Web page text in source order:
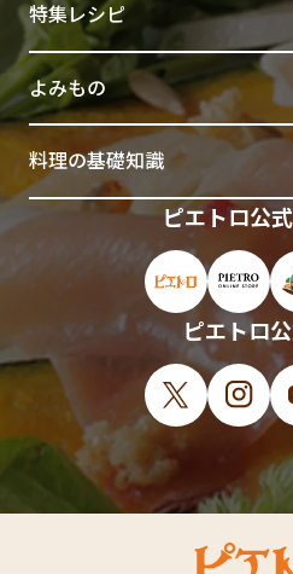
特集レシピ
よみもの
料理の基礎知識
ピエトロ公
ピエトロ公式
ピエ
ピエトロ
X（新しいウ